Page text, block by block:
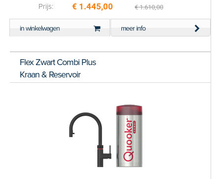
Prijs: € 1.445,00 € 1.610,00
in winkelwagen meer info
Flex Zwart Combi Plus
Kraan & Reservoir